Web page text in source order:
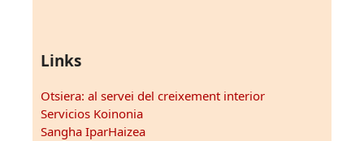
Links
Otsiera: al servei del creixement interior
Servicios Koinonia
Sangha IparHaizea